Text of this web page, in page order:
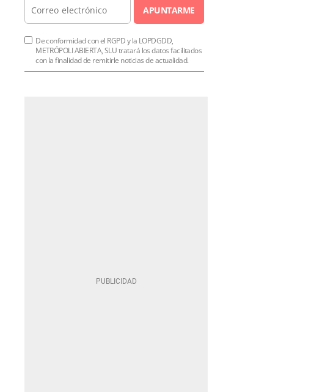
APUNTARME
De conformidad con el RGPD y la LOPDGDD,
METRÓPOLI ABIERTA, SLU tratará los datos facilitados
con la finalidad de remitirle noticias de actualidad.